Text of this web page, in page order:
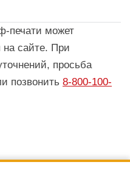
печати может
на сайте. При
просьба
позвонить 8-800-100-